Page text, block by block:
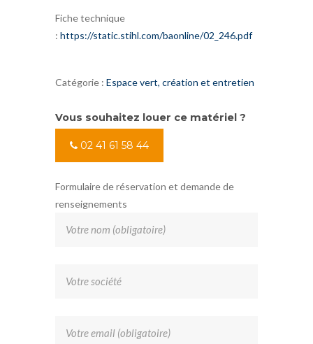
Fiche technique
: https://static.stihl.com/baonline/02_246.pdf
Catégorie : Espace vert, création et entretien
Vous souhaitez louer ce matériel ?
02 41 61 58 44
Formulaire de réservation et demande de
renseignements